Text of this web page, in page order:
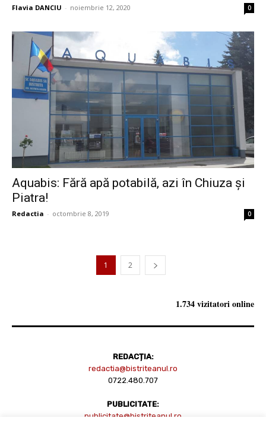
Flavia DANCIU - noiembrie 12, 2020 0
Aquabis: Fără apă potabilă, azi în Chiuza şi
Piatra!
Redactia - octombrie 8, 2019 0
1 2
1.734 vizitatori online
REDACȚIA:
redactia@bistriteanul.ro
0722.480.707
PUBLICITATE:
publicitate@bistriteanul.ro